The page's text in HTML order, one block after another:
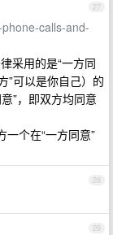
27
calls-and-
采用的是“一方同
”可以是你自己）的
”，即双方均同意
个在“一方同意”
28
29